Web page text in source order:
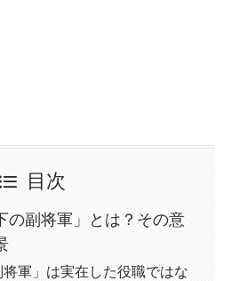
目次
の副将軍」とは？その意
将軍」は実在した役職ではな